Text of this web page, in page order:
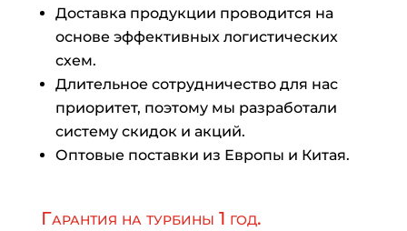
Доставка продукции проводится на
основе эффективных логистических
схем.
Длительное сотрудничество для нас
приоритет, поэтому мы разработали
систему скидок и акций.
Оптовые поставки из Европы и Китая.
Гарантия на турбины 1 год.